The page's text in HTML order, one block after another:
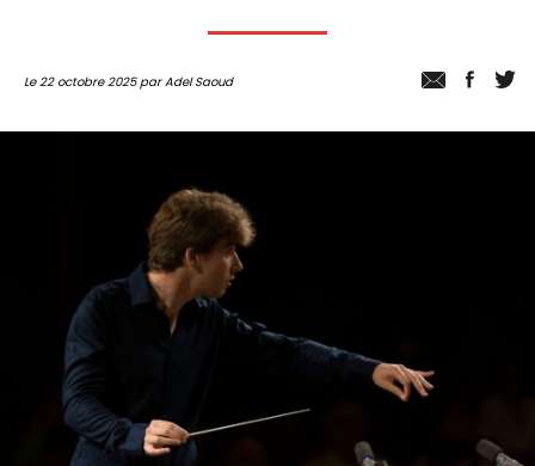
Le 22 octobre 2025 par Adel Saoud